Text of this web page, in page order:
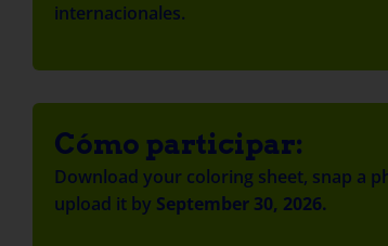
internacionales.
Cómo participar:
Download your coloring sheet, snap a
upload it by September 30, 2026.